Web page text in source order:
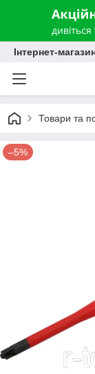
Інтернет-
Товари та
–5%